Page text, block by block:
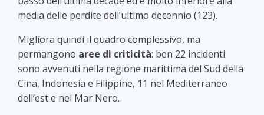
media delle perdite dell’ultimo decennio (123).
Migliora quindi il quadro complessivo, ma
permangono aree di criticità: ben 22 incidenti
sono avvenuti nella regione marittima del Sud della
Cina, Indonesia e Filippine, 11 nel Mediterraneo
dell’est e nel Mar Nero.